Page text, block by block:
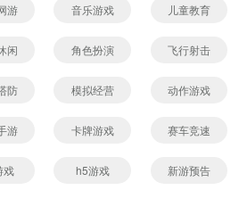
游 音乐游戏 儿童教育
闲 角色扮演 飞行射击
防 模拟经营 动作游戏
游 卡牌游戏 赛车竞速
戏 h5游戏 新游预告